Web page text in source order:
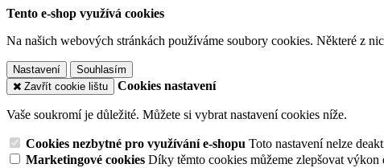
Tento e-shop využívá cookies
Na našich webových stránkách používáme soubory cookies. Některé z
Nastavení
Souhlasím
Zavřít cookie lištu
Cookies nastavení
Vaše soukromí je důležité. Můžete si vybrat nastavení cookies níže.
Cookies nezbytné pro využívání e-shopu Toto nastavení nelze
Marketingové cookies Díky těmto cookies můžeme zlepšovat